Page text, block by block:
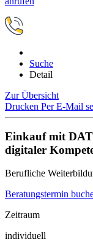
Suche
Detail
Zur Übersicht
Drucken Per E-Mail
Einkauf mit
digitaler
Berufliche
Beratungstermin
Zeitraum
individuell